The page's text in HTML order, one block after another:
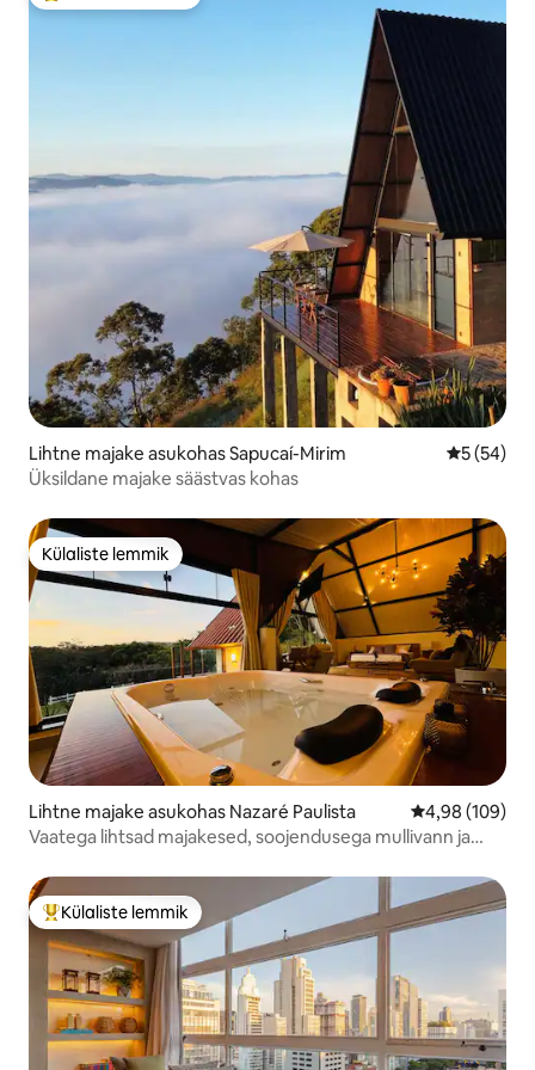
Lihtne majake asukohas Sapucaí-Mirim Keskmine
5 (54)
Üksildane majake säästvas kohas
Külaliste lemmik
Külaliste lemmik
Lihtne majake asukohas Nazaré Paulista Keskmine
4,98 (109)
Vaatega lihtsad majakesed, soojendusega mullivann ja
Külaliste suur lemmik
Külaliste lemmik